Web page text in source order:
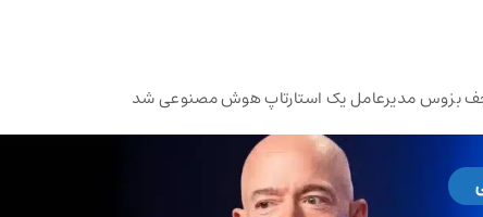
بزوس مدیرعامل یک استارتاپ هوش مصنوعی شد